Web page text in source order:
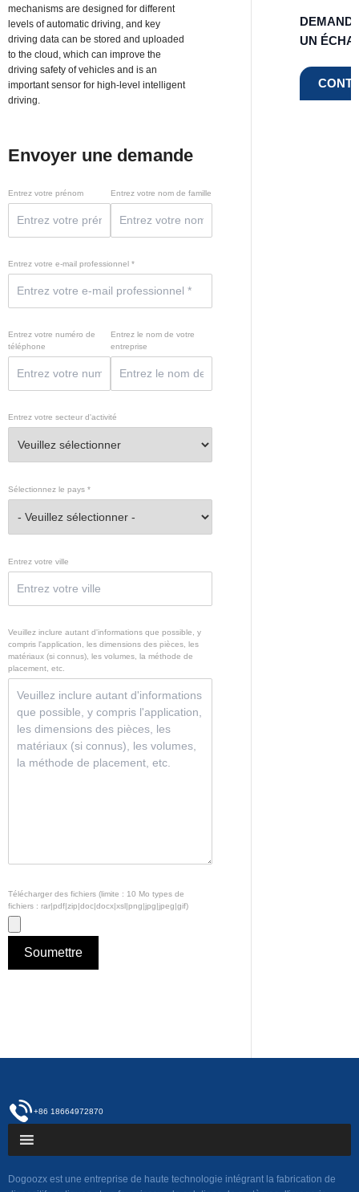
mechanisms are designed for different
levels of automatic driving, and key
driving data can be stored and uploaded
to the cloud, which can improve the
driving safety of vehicles and is an
important sensor for high-level intelligent
driving.
Envoyer une demande
Entrez votre prénom Entrez votre nom de famille
Entrez votre e-mail professionnel *
Entrez votre numéro de
téléphone
Entrez le nom de votre
entreprise
Entrez votre secteur d'activité
Sélectionnez le pays *
Entrez votre ville
Veuillez inclure autant d'informations que possible, y
compris l'application, les dimensions des pièces, les
matériaux (si connus), les volumes, la méthode de
placement, etc.
Télécharger des fichiers (limite : 10 Mo types de
fichiers : rar|pdf|zip|doc|docx|xsl|png|jpg|jpeg|gif)
UN
+86 18664972870
Dogoozx est une entreprise de haute technologie intégrant la fabrication de